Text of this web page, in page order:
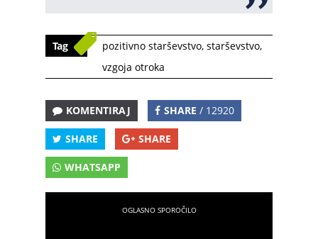
Tag pozitivno starševstvo, starševstvo,
vzgoja otroka
KOMENTIRAJ SHARE / 12920
SHARE SHARE
WHATSAPP